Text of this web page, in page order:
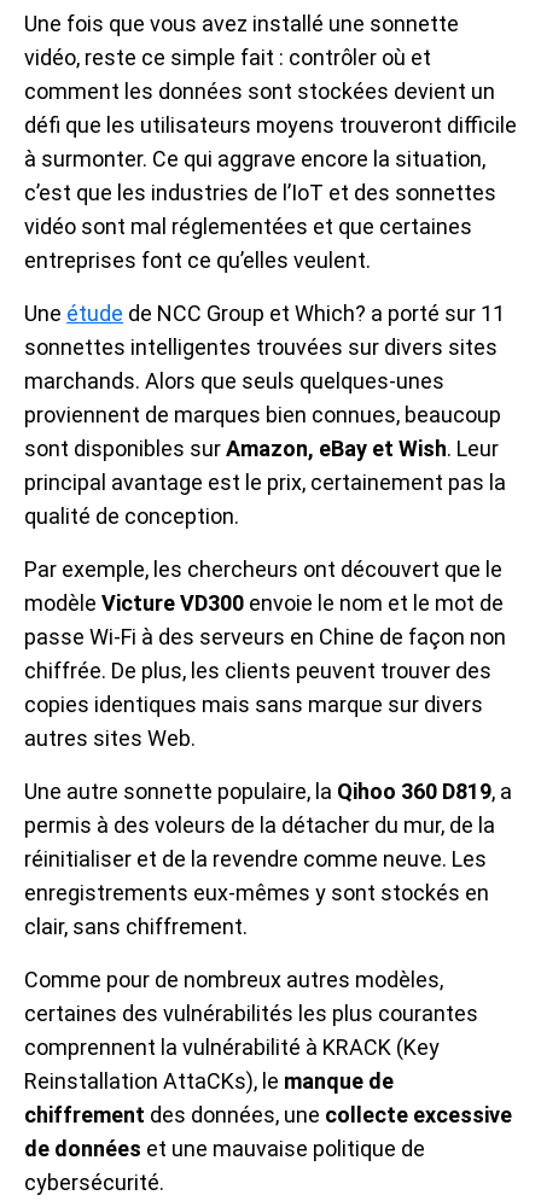
Une fois que vous avez installé une sonnette
vidéo, reste ce simple fait : contrôler où et
comment les données sont stockées devient un
défi que les utilisateurs moyens trouveront difficile
à surmonter. Ce qui aggrave encore la situation,
c’est que les industries de l’IoT et des sonnettes
vidéo sont mal réglementées et que certaines
entreprises font ce qu’elles veulent.
Une étude de NCC Group et Which? a porté sur 11
sonnettes intelligentes trouvées sur divers sites
marchands. Alors que seuls quelques-unes
proviennent de marques bien connues, beaucoup
sont disponibles surAmazon, eBay et Wish. Leur
principal avantage est le prix, certainement pas la
qualité de conception.
Par exemple, les chercheurs ont découvert que le
modèle Victure VD300 envoie le nom et le mot de
passe Wi-Fi à des serveurs en Chine de façon non
chiffrée. De plus, les clients peuvent trouver des
copies identiques mais sans marque sur divers
autres sites Web.
Une autre sonnette populaire, la Qihoo 360 D819, a
permis à des voleurs de la détacher du mur, de la
réinitialiser et de la revendre comme neuve. Les
enregistrements eux-mêmes y sont stockés en
clair, sans chiffrement.
Comme pour de nombreux autres modèles,
certaines des vulnérabilités les plus courantes
comprennent la vulnérabilité à KRACK (Key
Reinstallation AttaCKs), le manque de
chiffrement des données, une collecte excessive
de données et une mauvaise politique de
cybersécurité.